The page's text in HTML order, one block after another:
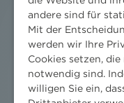
andere sind für
Mit der
werden wir Ihre
Cookies setzen,
notwendig sind.
willigen Sie ein,